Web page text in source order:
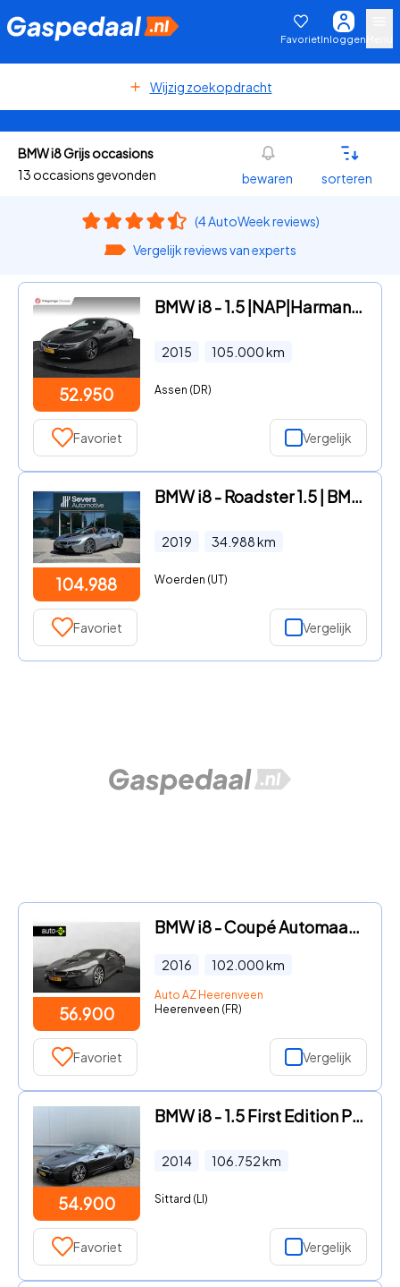
FavorietInloggen
Wijzig zoekopdracht
BMW i8 Grijs occasions
13 occasions gevonden
bewaren sorteren
(4 AutoWeek reviews)
Vergelijk reviews van experts
52.950
BMW i8 - 1.5 |NAP|Harman&Kardon|
2015 105.000km
Assen (DR)
Favoriet Vergelijk
104.988
BMW i8 - Roadster 1.5 | BMW Individual Donington Grau metallic | Natu
2019 34.988km
Woerden (UT)
Favoriet Vergelijk
56.900
BMW i8 - Coupé Automaat / Leder / LED / Driving assist / Head-up / Ha
2016 102.000km
Auto AZ Heerenveen
Heerenveen (FR)
Favoriet Vergelijk
54.900
BMW i8 - 1.5 First Edition Plug In Hybrid Automaat 20 Inch Harman Kar
2014 106.752km
Sittard (LI)
Favoriet Vergelijk